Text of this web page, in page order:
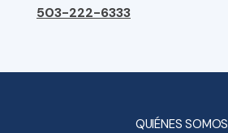
503-222-6333
QUIÉNES SOMOS